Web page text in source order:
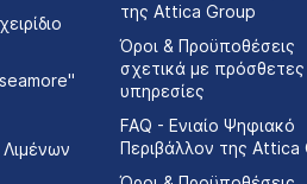
της Attica Group
Όροι & Προϋποθέσεις
σχετικά με πρόσθετες
υπηρεσίες
FAQ - Ενιαίο Ψηφιακό
Περιβάλλον της Attica